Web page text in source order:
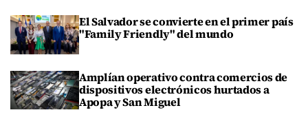
El Salvador se convierte en el primer país
"Family Friendly" del mundo
Amplían operativo contra comercios de
dispositivos electrónicos hurtados a
Apopa y San Miguel